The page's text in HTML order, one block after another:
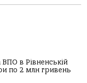
в Рівненській
по 2 млн гривень